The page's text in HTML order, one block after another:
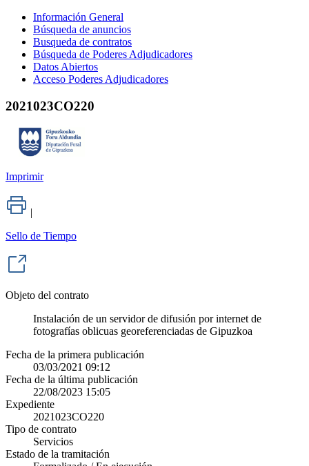
Información General
Búsqueda de anuncios
Busqueda de contratos
Búsqueda de Poderes Adjudicadores
Datos Abiertos
Acceso Poderes Adjudicadores
2021023CO220
Imprimir
|
Sello de Tiempo
Objeto del contrato
Instalación de un servidor de difusión por internet de
fotografías oblicuas georeferenciadas de Gipuzkoa
Fecha de la primera publicación
03/03/2021 09:12
Fecha de la última publicación
22/08/2023 15:05
Expediente
2021023CO220
Tipo de contrato
Servicios
Estado de la tramitación